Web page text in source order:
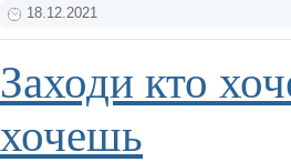
18.12.2021
Заходи кто
хочешь